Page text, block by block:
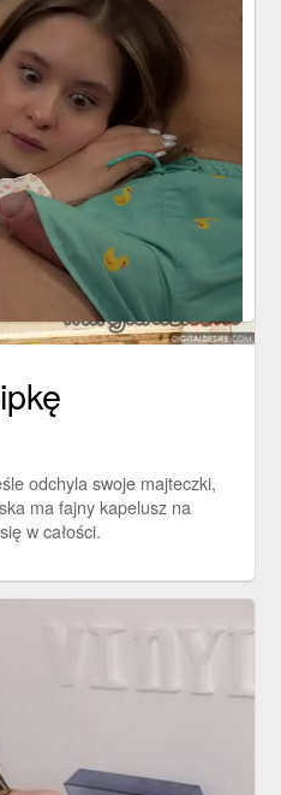
odchyla swoje majteczki,
ma fajny kapelusz na
w całości.